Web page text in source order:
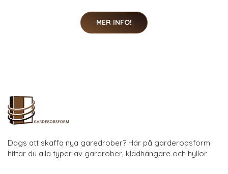
MER INFO!
Dags att skaffa nya garedrober? Här på garderobsform
hittar du alla typer av garerober, klädhängare och hyllor